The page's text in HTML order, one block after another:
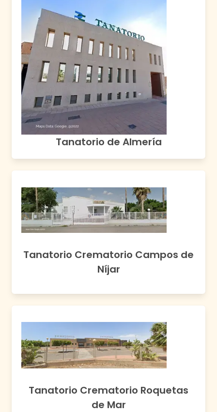
Tanatorio de Almería
Tanatorio Crematorio Campos de
Níjar
Tanatorio Crematorio Roquetas
de Mar